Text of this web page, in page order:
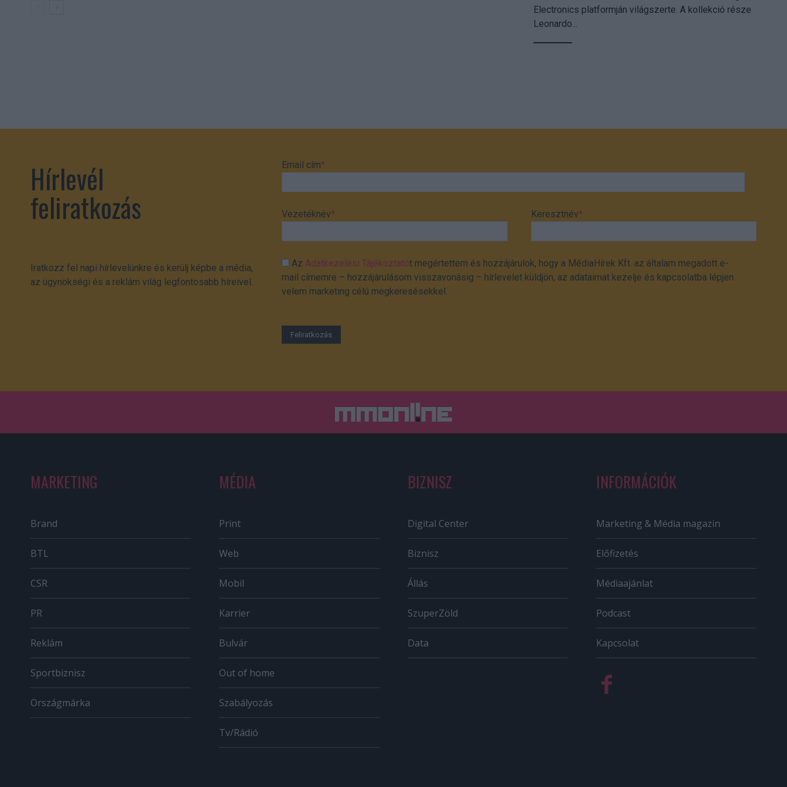
Electronics platformján világszerte. A kollekció része
Leonardo...
Hírlevél
feliratkozás
Iratkozz fel napi hírlevelünkre és kerülj képbe a média,
az ügynökségi és a reklám világ legfontosabb híreivel.
Email cím*
Vezetéknév* Keresztnév*
AzAdatkezelési Tájékoztatót megértettem és hozzájárulok, hogy a MédiaHírek Kft. az általam megadott e-
mail címemre – hozzájárulásom visszavonásig – hírlevelet küldjön, az adataimat kezelje és kapcsolatba lépjen
velem marketing célú megkeresésekkel.
MARKETING
Brand
BTL
CSR
PR
Reklám
Sportbiznisz
Országmárka
MÉDIA
Print
Web
Mobil
Karrier
Bulvár
Out of home
Szabályozás
Tv/Rádió
BIZNISZ
Digital Center
Biznisz
Állás
SzuperZöld
Data
INFORMÁCIÓK
Marketing & Média magazin
Előfizetés
Médiaajánlat
Podcast
Kapcsolat